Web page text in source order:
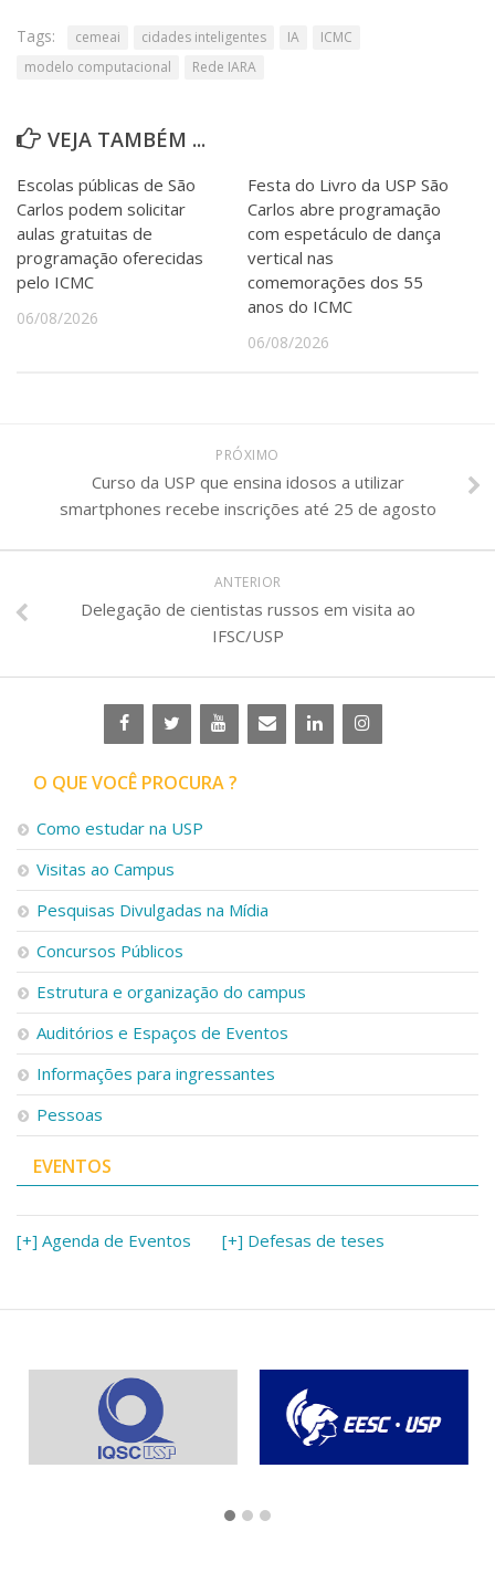
Tags: cemeai cidades inteligentes IA
ICMC
modelo computacional
Rede IARA
VEJA TAMBÉM ...
Escolas públicas de São
Carlos podem solicitar
aulas gratuitas de
programação oferecidas
pelo ICMC
06/08/2026
Festa do Livro da USP São
Carlos abre programação
com espetáculo de dança
vertical nas
comemorações dos 55
anos do ICMC
06/08/2026
PRÓXIMO
Curso da USP que ensina idosos a utilizar
smartphones recebe inscrições até 25 de agosto
ANTERIOR
Delegação de cientistas russos em visita ao
IFSC/USP
O QUE VOCÊ PROCURA ?
Como estudar na USP
Visitas ao Campus
Pesquisas Divulgadas na Mídia
Concursos Públicos
Estrutura e organização do campus
Auditórios e Espaços de Eventos
Informações para ingressantes
Pessoas
EVENTOS
[+] Agenda de Eventos [+] Defesas de teses